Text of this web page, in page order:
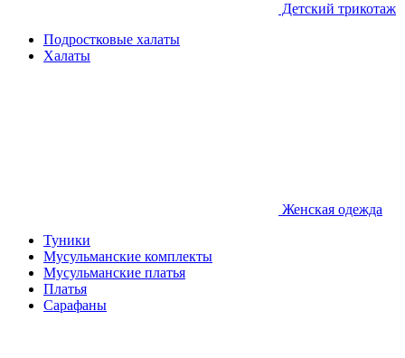
Детcкий трикотаж
Подростковые халаты
Халаты
Женская одежда
Туники
Мусульманские комплекты
Мусульманские платья
Платья
Сарафаны